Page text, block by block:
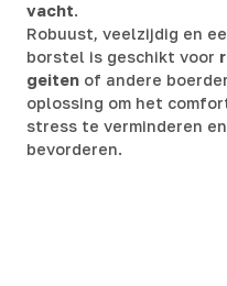
vacht.
Robuust, veelzijdig en
borstel is geschikt voor
geiten of andere
oplossing om het
stress te verminderen
bevorderen.